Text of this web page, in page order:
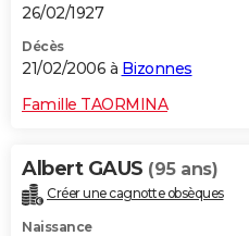
26/02/1927
Décès
21/02/2006 à Bizonnes
Famille TAORMINA
Albert GAUS (95 ans)
Créer une cagnotte obsèques
Naissance